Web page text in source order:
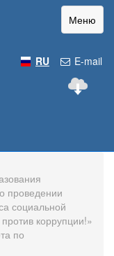
Меню
E-mail
RU
проведении
социальной
коррупции!»
по